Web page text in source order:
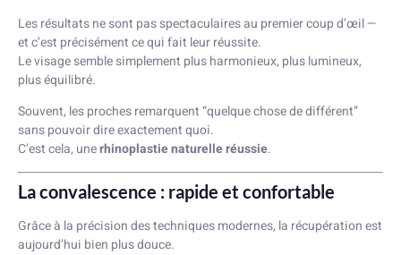
Les résultats ne sont pas spectaculaires au premier coup d’œil —
et c’est précisément ce qui fait leur réussite.
Le visage semble simplement plus harmonieux, plus lumineux,
plus équilibré.
Souvent, les proches remarquent “quelque chose de différent”
sans pouvoir dire exactement quoi.
C’est cela, unerhinoplastie naturelle réussie.
La convalescence : rapide et confortable
Grâce à la précision des techniques modernes, la récupération est
aujourd’hui bien plus douce.